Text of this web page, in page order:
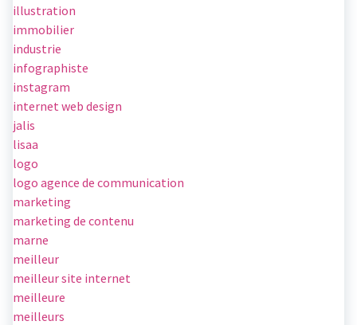
illustration
immobilier
industrie
infographiste
instagram
internet web design
jalis
lisaa
logo
logo agence de communication
marketing
marketing de contenu
marne
meilleur
meilleur site internet
meilleure
meilleurs